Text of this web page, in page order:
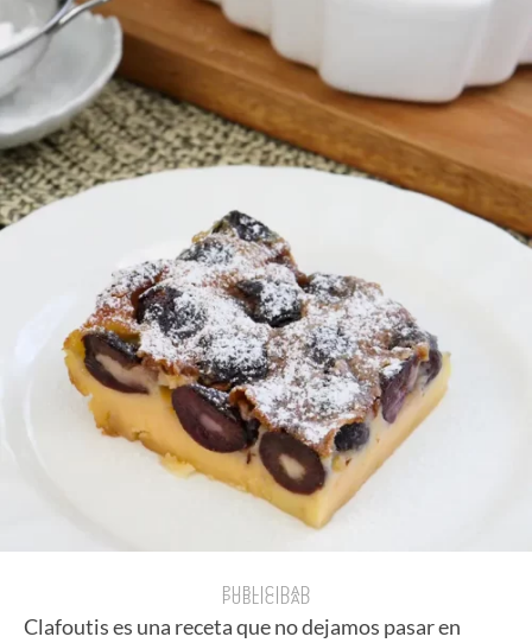
PUBLICIDAD
PUBLICIDAD
Clafoutis es una receta que no dejamos pasar en